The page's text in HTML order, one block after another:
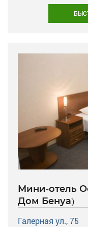
Мини-отель
Дом Бенуа)
Галерная ул., 75